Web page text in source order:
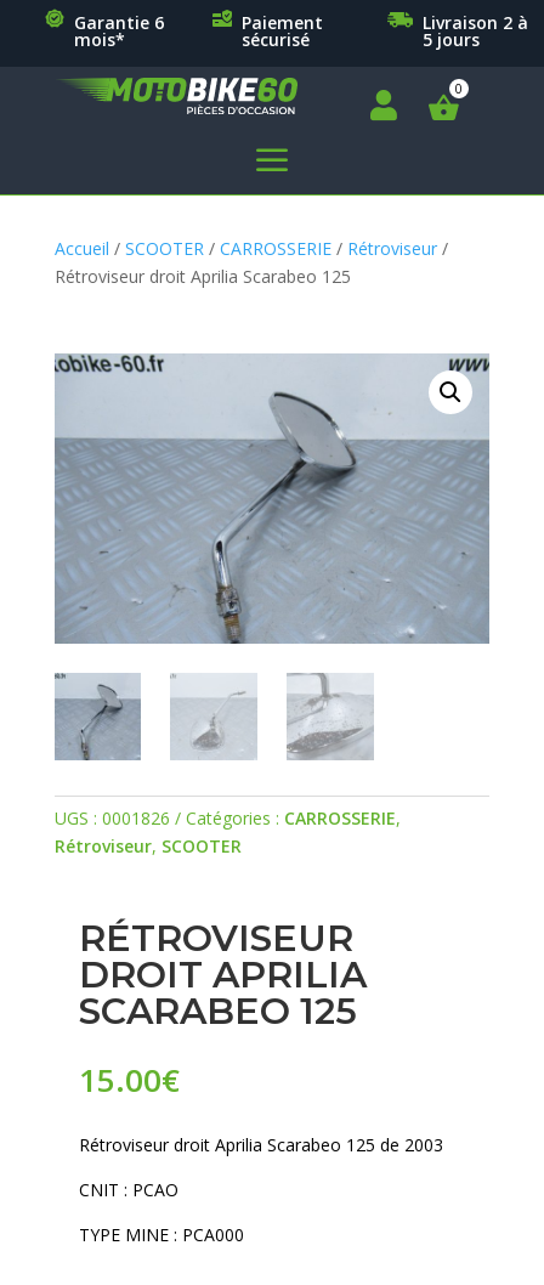
Garantie 6
mois*
Paiement
sécurisé
Livraison 2 à
5 jours

a
Accueil / SCOOTER / CARROSSERIE/ Rétroviseur/
Rétroviseur droit Aprilia Scarabeo 125
UGS : 0001826 Catégories : CARROSSERIE,
Rétroviseur, SCOOTER
RÉTROVISEUR
DROIT APRILIA
SCARABEO 125
15.00€
Rétroviseur droit Aprilia Scarabeo 125 de 2003
CNIT : PCAO
TYPE MINE : PCA000